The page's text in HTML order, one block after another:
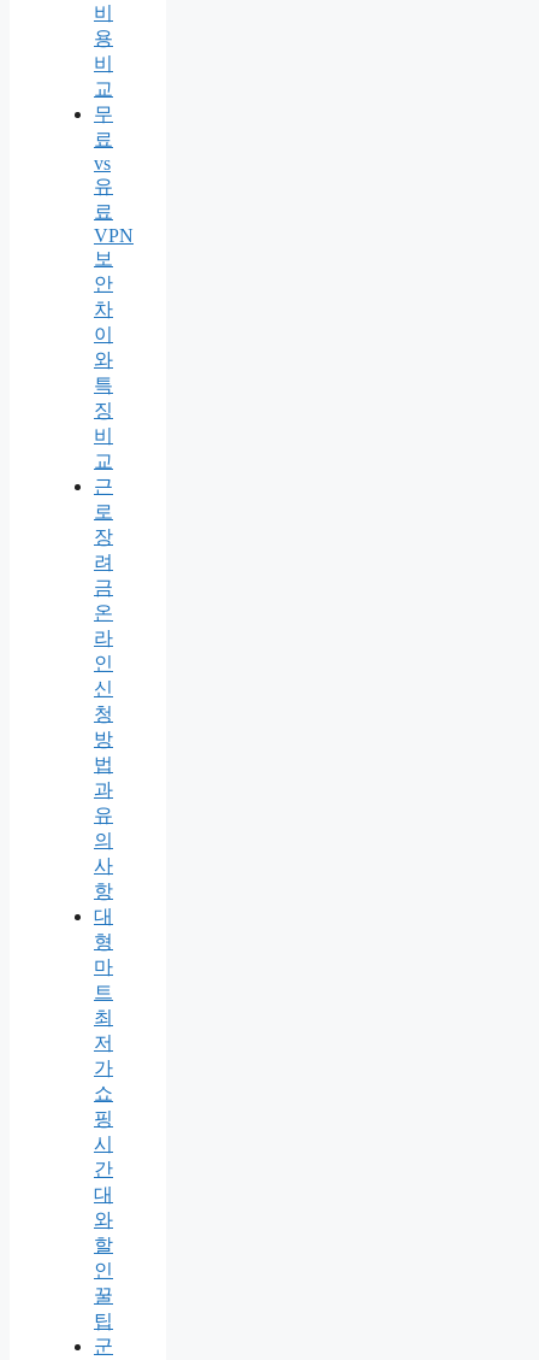
비
용
비
교
무
료
vs
유
료
VPN
보
안
차
이
와
특
징
비
교
근
로
장
려
금
온
라
인
신
청
방
법
과
유
의
사
항
대
형
마
트
최
저
가
쇼
핑
시
간
대
와
할
인
꿀
팁
군